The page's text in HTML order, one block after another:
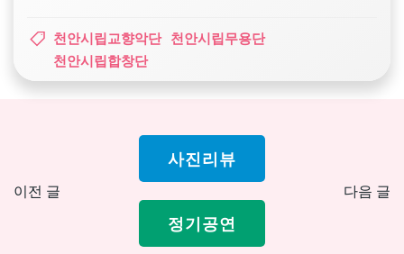
천안시립교향악단 천안시립무용단
천안시립합창단
Post
navigation
이전 글
사진리뷰
정기공연
다음 글